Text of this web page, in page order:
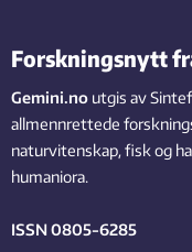
Forskningsnytt
Gemini.no utgis av
allmennrettede
naturvitenskap, fisk og
humaniora.
ISSN 0805-6285